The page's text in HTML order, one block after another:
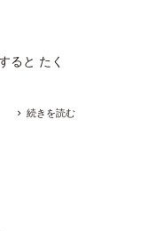
ると たく
続きを読む